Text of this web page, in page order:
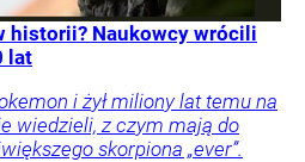
historii? Naukowcy wrócili
lat
i żył miliony lat temu na
wiedzieli, z czym mają do
skorpiona „ever”.